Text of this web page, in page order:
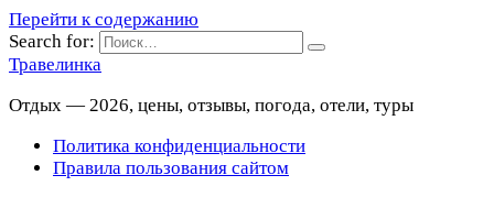
Перейти к содержанию
Search for:
Травелинка
Отдых — 2026, цены, отзывы, погода, отели, туры
Политика конфиденциальности
Правила пользования сайтом